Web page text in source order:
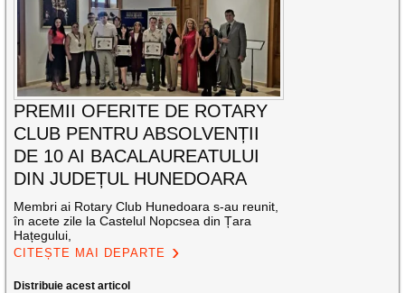
PREMII OFERITE DE ROTARY
CLUB PENTRU ABSOLVENȚII
DE 10 AI BACALAUREATULUI
DIN JUDEȚUL HUNEDOARA
Membri ai Rotary Club Hunedoara s-au reunit,
în acete zile la Castelul Nopcsea din Țara
Hațegului,
CITEȘTE MAI DEPARTE
Distribuie acest articol